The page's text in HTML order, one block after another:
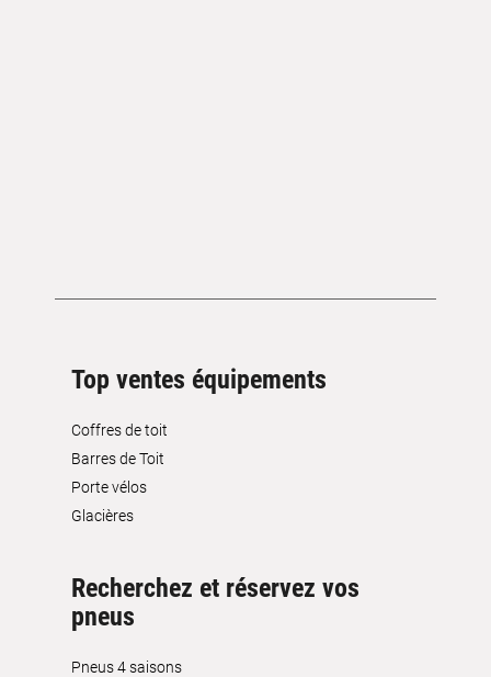
Top ventes équipements
Coffres de toit
Barres de Toit
Porte vélos
Glacières
Recherchez et réservez vos
pneus
Pneus 4 saisons